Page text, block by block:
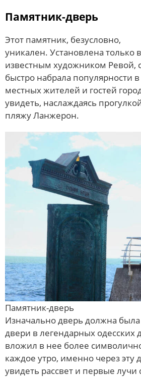
Памятник-дверь
Этот памятник, безусловно,
уникален. Установлена только
известным художником Ревой,
быстро набрала популярности в
местных жителей и гостей
увидеть, наслаждаясь
пляжу Ланжерон.
Памятник-дверь
Изначально дверь должна
двери в легендарных одесских
вложил в нее более
каждое утро, именно через эту
увидеть рассвет и первые лучи